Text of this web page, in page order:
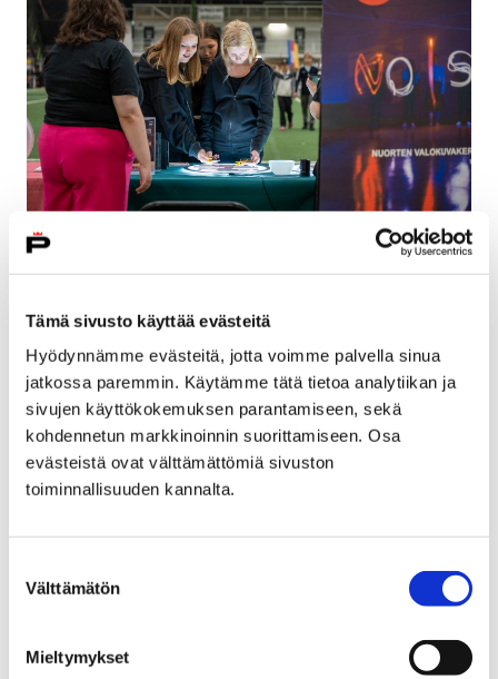
Tämä sivusto käyttää evästeitä
Hyödynnämme evästeitä, jotta voimme palvella sinua
jatkossa paremmin. Käytämme tätä tietoa analytiikan ja
sivujen käyttökokemuksen parantamiseen, sekä
kohdennetun markkinoinnin suorittamiseen. Osa
evästeistä ovat välttämättömiä sivuston
toiminnallisuuden kannalta.
valinta
Välttämätön
Mieltymykset